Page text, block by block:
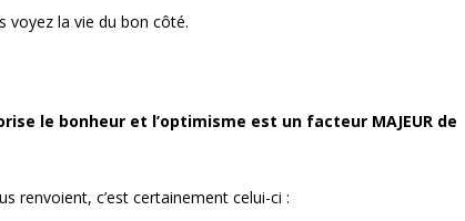
voyez la vie du bon côté.
le bonheur et l’optimisme est un facteur MAJEUR de
renvoient, c’est certainement celui-ci :